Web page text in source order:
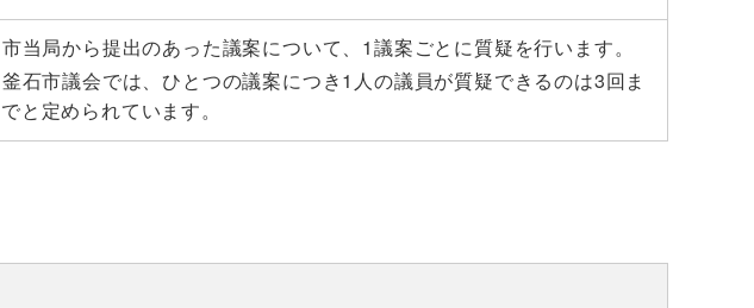
市当局から提出のあった議案について、1議案ごとに質疑を行います。
釜石市議会では、ひとつの議案につき1人の議員が質疑できるのは3回ま
でと定められています。